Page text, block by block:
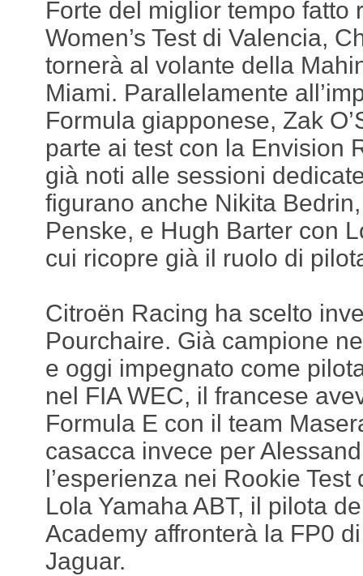
Forte del miglior tempo fatto
Women’s Test di Valencia,
tornerà al volante della
Miami. Parallelamente
Formula giapponese, Zak
parte ai test con la Envision
già noti alle sessioni
figurano anche Nikita
Penske, e Hugh Barter con
cui ricopre già il ruolo di
Citroën Racing ha scelto
Pourchaire. Già campione
e oggi impegnato come
nel FIA WEC, il francese
Formula E con il team
casacca invece per
l’esperienza nei Rookie
Lola Yamaha ABT, il pilota
Academy affronterà la FP0
Jaguar.